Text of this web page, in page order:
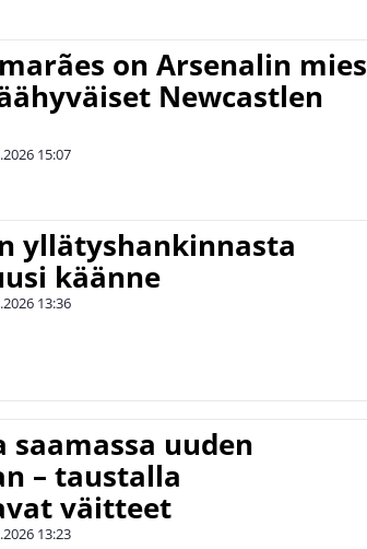
on Arsenalin mies
Newcastlen
15:07
yllätyshankinnasta
käänne
13:36
saamassa uuden
– taustalla
väitteet
13:23